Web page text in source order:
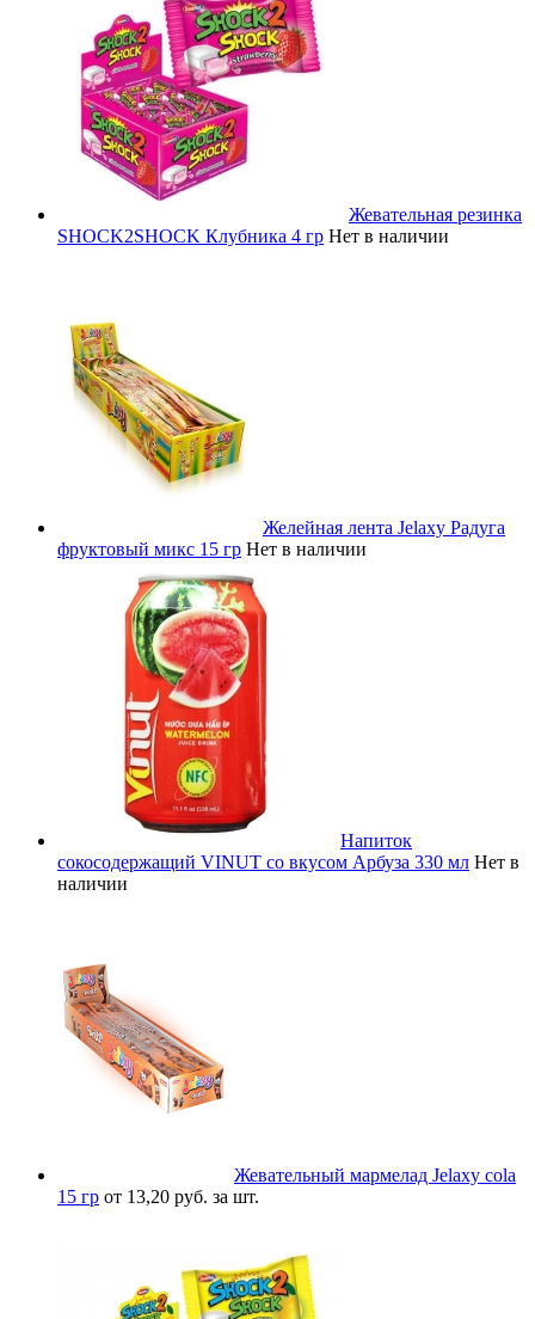
Жевательная резинка
SHOCK2SHOCK Клубника 4 гр Нет в наличии
Желейная лента Jelaxy Радуга
фруктовый микс 15 гр Нет в наличии
Напиток
сокосодержащий VINUT со вкусом Арбуза 330 мл Нет в
наличии
Жевательный мармелад Jelaxy cola
15 гр от 13,20 руб. за шт.